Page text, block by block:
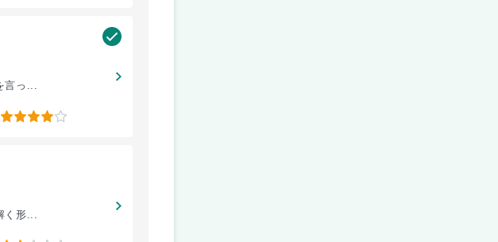
っ...
4
形...